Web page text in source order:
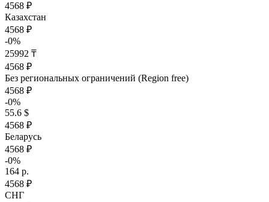
4568 ₽
Казахстан
4568 ₽
-0%
25992 ₸
4568 ₽
Без региональных ограничений (Region free)
4568 ₽
-0%
55.6 $
4568 ₽
Беларусь
4568 ₽
-0%
164 р.
4568 ₽
СНГ